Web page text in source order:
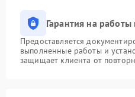
Гарантия на работы
Предоставляется
выполненные работы и
защищает клиента от